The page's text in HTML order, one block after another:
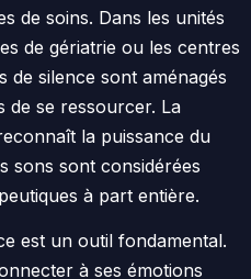
de soins. Dans les unités
de gériatrie ou les centres
de silence sont aménagés
de se ressourcer. La
la puissance du
sons sont considérées
à part entière.
est un outil fondamental.
à ses émotions